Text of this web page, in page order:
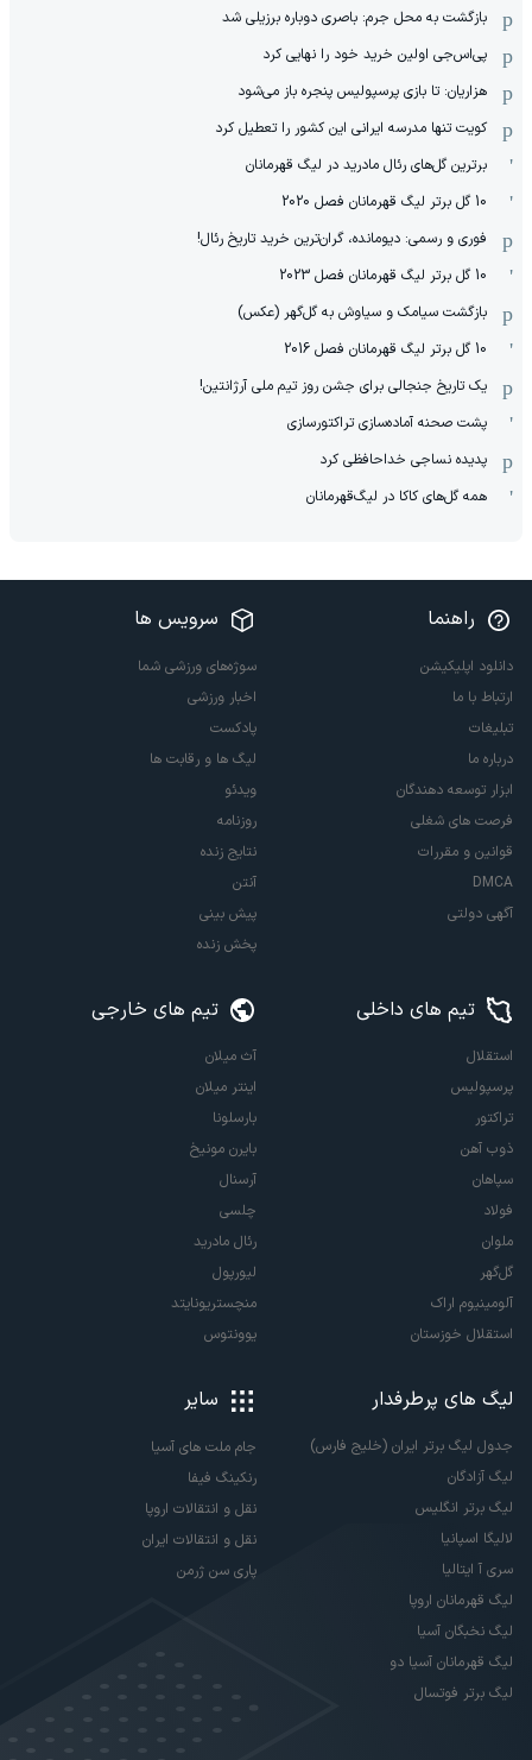
بازگشت به محل جرم: باصری دوباره برزیلی شد
پی‌اس‌جی اولین خرید خود را نهایی کرد
هزاریان: تا بازی پرسپولیس پنجره باز می‌شود
کویت تنها مدرسه ایرانی این کشور را تعطیل کرد
برترین گل‌های رئال مادرید در لیگ قهرمانان
10 گل برتر لیگ قهرمانان فصل 2020
فوری و رسمی: دیومانده، گران‌ترین خرید تاریخ رئال!
10 گل برتر لیگ قهرمانان فصل 2023
بازگشت سیامک و سیاوش به گل‌گهر (عکس)
10 گل برتر لیگ قهرمانان فصل 2016
یک تاریخ جنجالی برای جشن روز تیم ملی آرژانتین!
پشت صحنه آماده‌سازی تراکتورسازی
پدیده نساجی خداحافظی کرد
همه گل‌های کاکا در لیگ‌قهرمانان
راهنما
دانلود اپلیکیشن
ارتباط با ما
تبلیغات
درباره ما
ابزار توسعه دهندگان
فرصت های شغلی
قوانین و مقررات
DMCA
آگهی دولتی
سرویس ها
سوژه‌های ورزشی شما
اخبار ورزشی
پادکست
لیگ ها و رقابت ها
ویدئو
روزنامه
نتایج زنده
آنتن
پیش بینی
پخش زنده
تیم های داخلی
استقلال
پرسپولیس
تراکتور
ذوب آهن
سپاهان
فولاد
ملوان
گل‌گهر
آلومینیوم اراک
استقلال خوزستان
تیم های خارجی
آث میلان
اینتر میلان
بارسلونا
بایرن مونیخ
آرسنال
چلسی
رئال مادرید
لیورپول
منچستریونایتد
یوونتوس
لیگ های پرطرفدار
جدول لیگ برتر ایران (خلیج فارس)
لیگ آزادگان
لیگ برتر انگلیس
لالیگا اسپانیا
سری آ ایتالیا
لیگ قهرمانان اروپا
لیگ نخبگان آسیا
لیگ قهرمانان آسیا دو
لیگ برتر فوتسال
سایر
جام ملت های آسیا
رنکینگ فیفا
نقل و انتقالات اروپا
نقل و انتقالات ایران
پاری سن ژرمن